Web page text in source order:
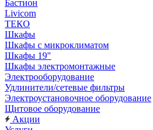
Бастион
Livicom
ТЕКО
Шкафы
Шкафы с микроклиматом
Шкафы 19"
Шкафы электромонтажные
Электрооборудование
Удлинители/сетевые фильтры
Электроустановочное оборудование
Щитовое оборудование
Акции